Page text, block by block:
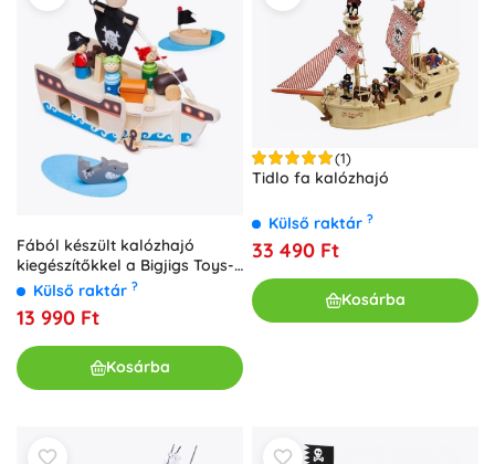
Fából készült kalózhajó
kiegészítőkkel a Bigjigs Toys-
tólKülső raktár ?
13 990 Ft
Kosárba
(1)
Tidlo fa kalózhajó
Külső raktár ?
33 490 Ft
Kosárba